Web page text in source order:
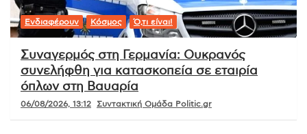
Ενδιαφέρουν Κόσμος Ό,τι είναι!
Συναγερμός στη Γερμανία: Ουκρανός
συνελήφθη για κατασκοπεία σε εταιρία
όπλων στη Βαυαρία
06/08/2026, 13:12 Συντακτική Ομάδα Politic.gr